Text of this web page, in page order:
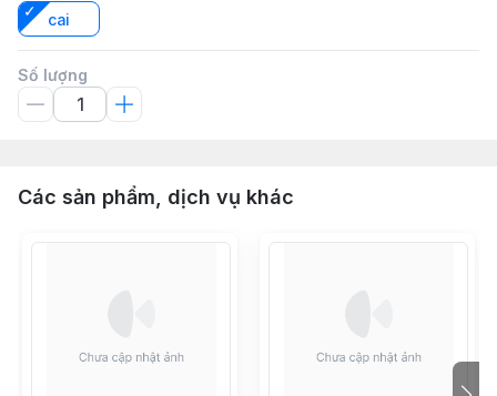
cai
Số lượng
Các sản phẩm, dịch vụ khác